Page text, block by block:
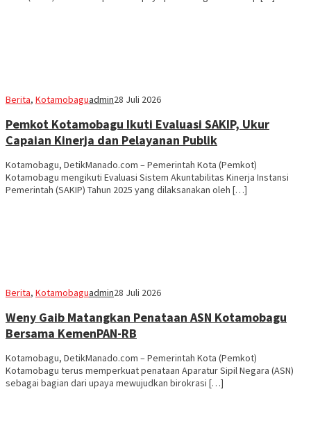
Berita, Kotamobaguadmin28 Juli 2026
Pemkot Kotamobagu Ikuti Evaluasi SAKIP, Ukur
Capaian Kinerja dan Pelayanan Publik
Kotamobagu, DetikManado.com – Pemerintah Kota (Pemkot)
Kotamobagu mengikuti Evaluasi Sistem Akuntabilitas Kinerja Instansi
Pemerintah (SAKIP) Tahun 2025 yang dilaksanakan oleh […]
Berita, Kotamobaguadmin28 Juli 2026
Weny Gaib Matangkan Penataan ASN Kotamobagu
Bersama KemenPAN-RB
Kotamobagu, DetikManado.com – Pemerintah Kota (Pemkot)
Kotamobagu terus memperkuat penataan Aparatur Sipil Negara (ASN)
sebagai bagian dari upaya mewujudkan birokrasi […]